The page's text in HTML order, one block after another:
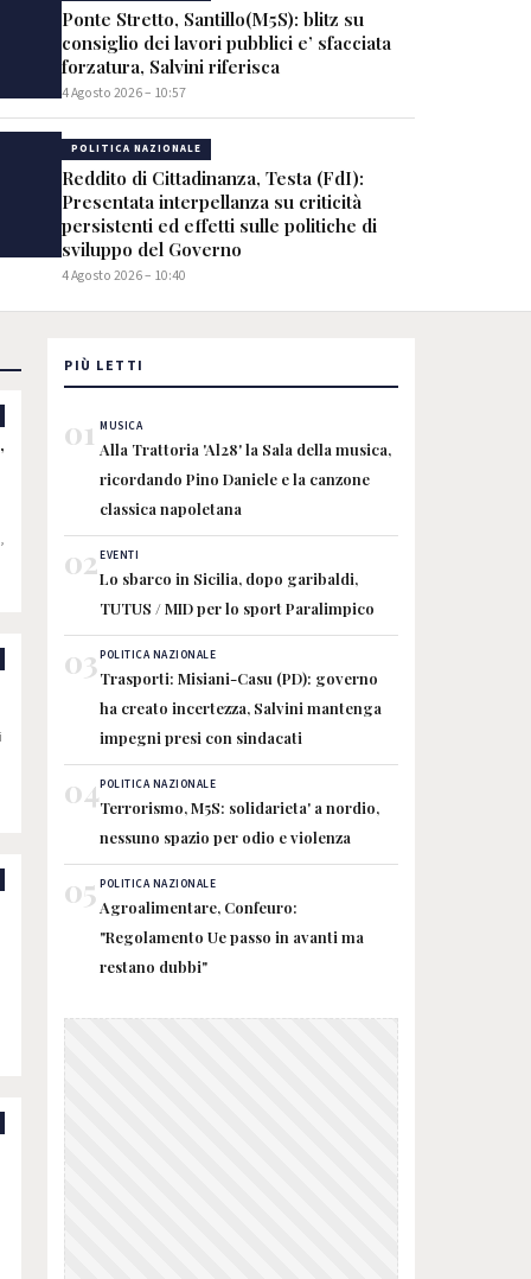
Ponte Stretto, Santillo(M5S): blitz su
consiglio dei lavori pubblici e’ sfacciata
forzatura, Salvini riferisca
4 Agosto 2026 – 10:57
POLITICA NAZIONALE
Reddito di Cittadinanza, Testa (FdI):
Presentata interpellanza su criticità
persistenti ed effetti sulle politiche di
sviluppo del Governo
4 Agosto 2026 – 10:40
PIÙ LETTI
01 MUSICA
Alla Trattoria 'Al28' la Sala della musica,
ricordando Pino Daniele e la canzone
classica napoletana
02EVENTI
Lo sbarco in Sicilia, dopo garibaldi,
TUTUS / MID per lo sport Paralimpico
03POLITICA NAZIONALE
Trasporti: Misiani-Casu (PD): governo
ha creato incertezza, Salvini mantenga
impegni presi con sindacati
04POLITICA NAZIONALE
Terrorismo, M5S: solidarieta' a nordio,
nessuno spazio per odio e violenza
05 POLITICA NAZIONALE
Agroalimentare, Confeuro:
"Regolamento Ue passo in avanti ma
restano dubbi"